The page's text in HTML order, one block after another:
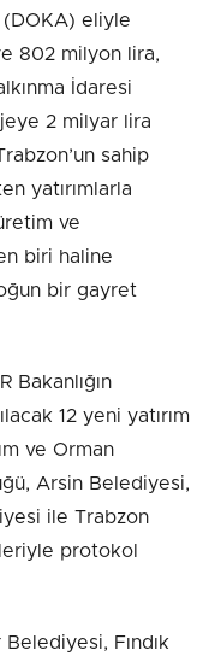
(DOKA) eliyle
802 milyon lira,
İdaresi
2 milyar lira
sahip
yatırımlarla
ve
biri haline
bir gayret
Bakanlığın
12 yeni yatırım
ve Orman
Arsin Belediyesi,
ile Trabzon
protokol
Fındık